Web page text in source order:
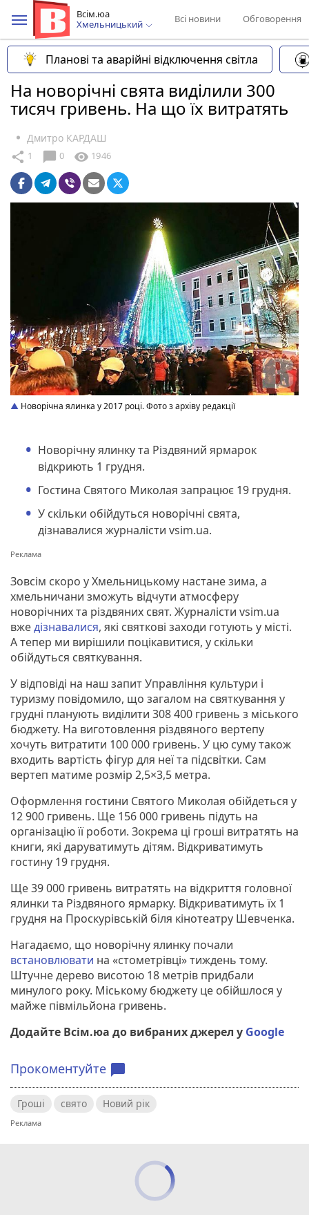
Всім.юа
Хмельницький
Всі новини Обговорення
Планові та аварійні відключення світла
На новорічні свята виділили 300
тисяч гривень. На що їх витратять
Дмитро КАРДАШ
share 1 chat_bubble 0 visibility 1946
Новорічна ялинка у 2017 році. Фото з архіву редакції
Новорічну ялинку та Різдвяний ярмарок
відкриють 1 грудня.
Гостина Святого Миколая запрацює 19 грудня.
У скільки обійдуться новорічні свята,
дізнавалися журналісти vsim.ua.
Зовсім скоро у Хмельницькому настане зима, а
хмельничани зможуть відчути атмосферу
новорічних та різдвяних свят. Журналісти vsim.ua
вжедізнавалися, які святкові заходи готують у місті.
А тепер ми вирішили поцікавитися, у скільки
обійдуться святкування.
У відповіді на наш запит Управління культури і
туризму повідомило, що загалом на святкування у
грудні планують виділити 308 400 гривень з міського
бюджету. На виготовлення різдвяного вертепу
хочуть витратити 100 000 гривень. У цю суму також
входить вартість фігур для неї та підсвітки. Сам
вертеп матиме розмір 2,5×3,5 метра.
Оформлення гостини Святого Миколая обійдеться у
12 900 гривень. Ще 156 000 гривень підуть на
організацію її роботи. Зокрема ці гроші витратять на
книги, які даруватимуть дітям. Відкриватимуть
гостину 19 грудня.
Ще 39 000 гривень витратять на відкриття головної
ялинки та Різдвяного ярмарку. Відкриватимуть їх 1
грудня на Проскурівській біля кінотеатру Шевченка.
Нагадаємо, що новорічну ялинку почали
встановлювати на «стометрівці» тиждень тому.
Штучне дерево висотою 18 метрів придбали
минулого року. Міському бюджету це обійшлося у
майже півмільйона гривень.
Додайте Всім.юа до вибраних джерел у Google
Прокоментуйте chat_bubble
Гроші свято Новий рік